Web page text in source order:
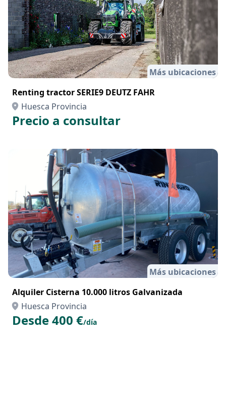
Más ubicaciones
Renting tractor SERIE9 DEUTZ FAHR
Huesca Provincia
Precio a consultar
Más ubicaciones
Alquiler Cisterna 10.000 litros Galvanizada
Huesca Provincia
Desde 400 €/día